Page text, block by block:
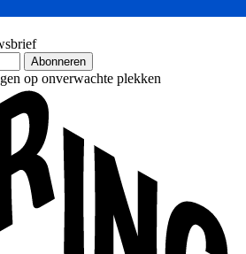
Abonneren
op onverwachte plekken